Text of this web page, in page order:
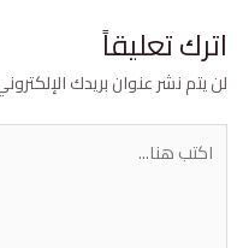
تعليقاً
يتم نشر عنوان بريدك الإلكتروني.